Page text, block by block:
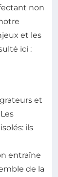
non
et les
ici :
et
ils
entraîne
de la